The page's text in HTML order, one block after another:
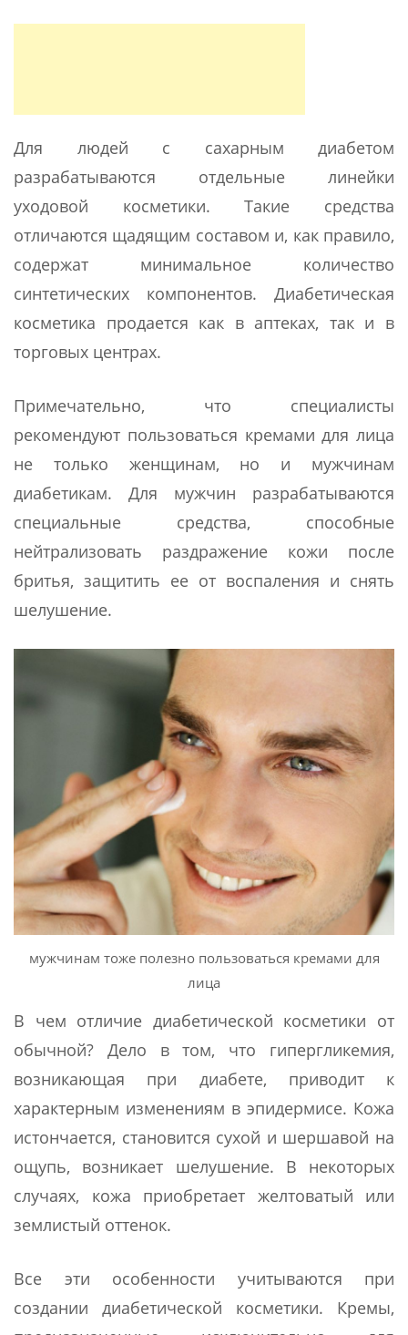
Для людей с сахарным диабетом
разрабатываются отдельные линейки
уходовой косметики. Такие средства
отличаются щадящим составом и, как правило,
содержат минимальное количество
синтетических компонентов. Диабетическая
косметика продается как в аптеках, так и в
торговых центрах.
Примечательно, что специалисты
рекомендуют пользоваться кремами для лица
не только женщинам, но и мужчинам
диабетикам. Для мужчин разрабатываются
специальные средства, способные
нейтрализовать раздражение кожи после
бритья, защитить ее от воспаления и снять
шелушение.
мужчинам тоже полезно пользоваться кремами для
лица
В чем отличие диабетической косметики от
обычной? Дело в том, что гипергликемия,
возникающая при диабете, приводит к
характерным изменениям в эпидермисе. Кожа
истончается, становится сухой и шершавой на
ощупь, возникает шелушение. В некоторых
случаях, кожа приобретает желтоватый или
землистый оттенок.
Все эти особенности учитываются при
создании диабетической косметики. Кремы,